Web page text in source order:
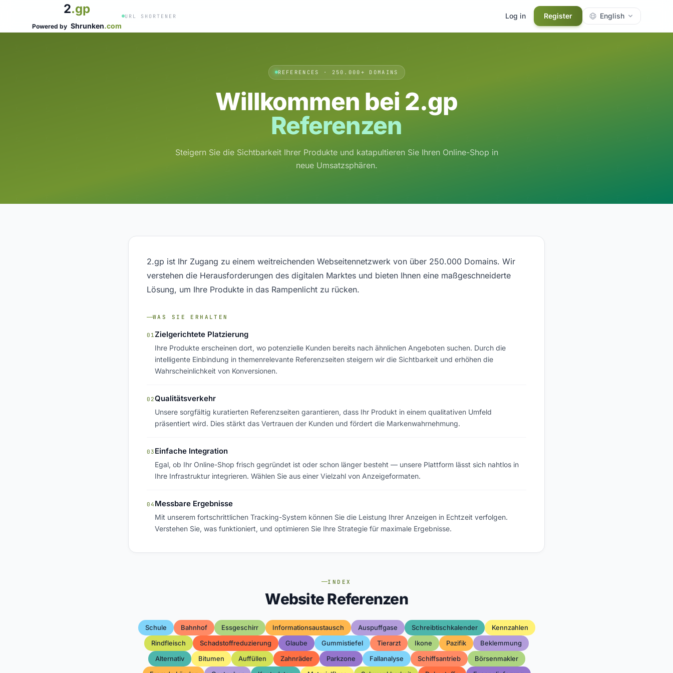
2.gp
Powered by Shrunken.com
URL SHORTENER Log in Register English
REFERENCES · 250.000+ DOMAINS
Willkommen bei 2.gp
Referenzen
Steigern Sie die Sichtbarkeit Ihrer Produkte und katapultieren Sie Ihren Online-Shop in
neue Umsatzsphären.
2.gp ist Ihr Zugang zu einem weitreichenden Webseitennetzwerk von über 250.000 Domains. Wir
verstehen die Herausforderungen des digitalen Marktes und bieten Ihnen eine maßgeschneiderte
Lösung, um Ihre Produkte in das Rampenlicht zu rücken.
WAS SIE ERHALTEN
01Zielgerichtete Platzierung
Ihre Produkte erscheinen dort, wo potenzielle Kunden bereits nach ähnlichen Angeboten suchen. Durch die
intelligente Einbindung in themenrelevante Referenzseiten steigern wir die Sichtbarkeit und erhöhen die
Wahrscheinlichkeit von Konversionen.
02Qualitätsverkehr
Unsere sorgfältig kuratierten Referenzseiten garantieren, dass Ihr Produkt in einem qualitativen Umfeld
präsentiert wird. Dies stärkt das Vertrauen der Kunden und fördert die Markenwahrnehmung.
03 Einfache Integration
Egal, ob Ihr Online-Shop frisch gegründet ist oder schon länger besteht — unsere Plattform lässt sich nahtlos in
Ihre Infrastruktur integrieren. Wählen Sie aus einer Vielzahl von Anzeigeformaten.
04 Messbare Ergebnisse
Mit unserem fortschrittlichen Tracking-System können Sie die Leistung Ihrer Anzeigen in Echtzeit verfolgen.
Verstehen Sie, was funktioniert, und optimieren Sie Ihre Strategie für maximale Ergebnisse.
INDEX
Website Referenzen
Schule Bahnhof Essgeschirr Informationsaustausch Auspuffgase Schreibtischkalender
Kennzahlen
Rindfleisch
Schadstoffreduzierung Glaube Gummistiefel Tierarzt Ikone Pazifik
Beklemmung
Alternativ
Bitumen Auffüllen Zahnräder Parkzone Fallanalyse Schiffsantrieb
Börsenmakler